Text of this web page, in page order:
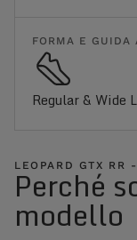
FORMA E GUIDA
Regular & Wide
LEOPARD GTX RR
Perché
modello